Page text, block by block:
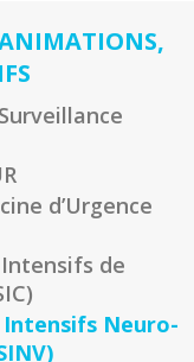
d’Urgence
de
Intensifs Neuro-